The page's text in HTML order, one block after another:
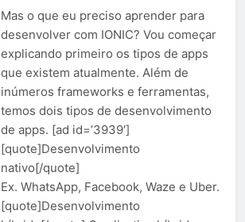
Mas o que eu preciso aprender para
desenvolver com IONIC? Vou começar
explicando primeiro os tipos de apps
que existem atualmente. Além de
inúmeros frameworks e ferramentas,
temos dois tipos de desenvolvimento
de apps. [ad id=’3939′]
[quote]Desenvolvimento
nativo[/quote]
Ex. WhatsApp, Facebook, Waze e Uber.
[quote]Desenvolvimento